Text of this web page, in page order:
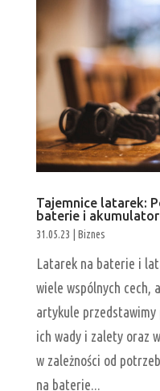
Tajemnice latarek:
baterie i
31.05.23 Biznes
Latarek na baterie i
wiele wspólnych cech,
artykule przedstawimy
ich wady i zalety oraz
w zależności od
na baterie...